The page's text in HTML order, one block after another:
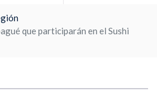
que participarán en el Sushi